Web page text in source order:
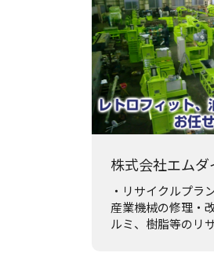
株式会社エムダ
・リサイクルプラ
産業機械の修理・
ルミ、樹脂等のリ